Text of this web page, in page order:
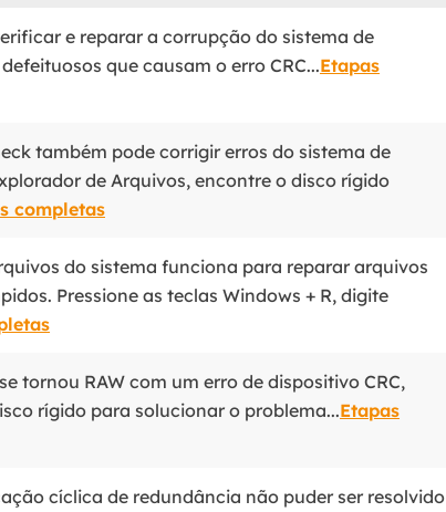
e reparar a corrupção do sistema de
que causam o erro CRC...Etapas
também pode corrigir erros do sistema de
de Arquivos, encontre o disco rígido
completas
do sistema funciona para reparar arquivos
Pressione as teclas Windows + R, digite
tornou RAW com um erro de dispositivo CRC,
rígido para solucionar o problema...Etapas
cíclica de redundância não puder ser resolvido